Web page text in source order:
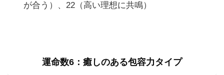
が合う）、22（高い理想に共鳴）
運命数6：癒しのある包容力タイプ